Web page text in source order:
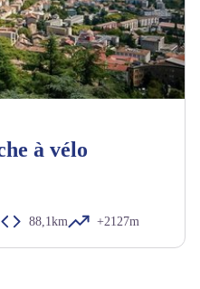
à vélo
88,1km +2127m